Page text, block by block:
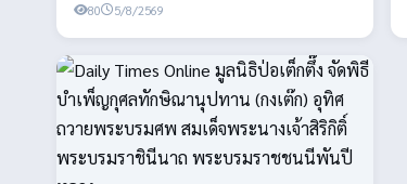
80 5/8/2569